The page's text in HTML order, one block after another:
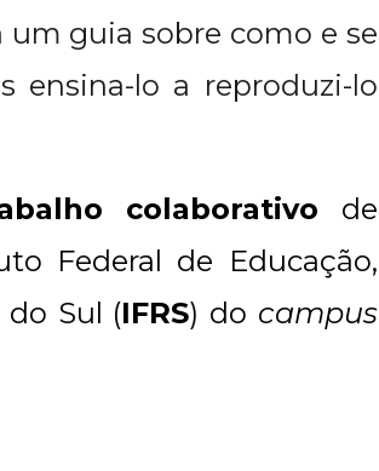
guia sobre como e se
ensina-lo a reproduzi-lo
colaborativo de
Federal de Educação,
do Sul (IFRS) do campus